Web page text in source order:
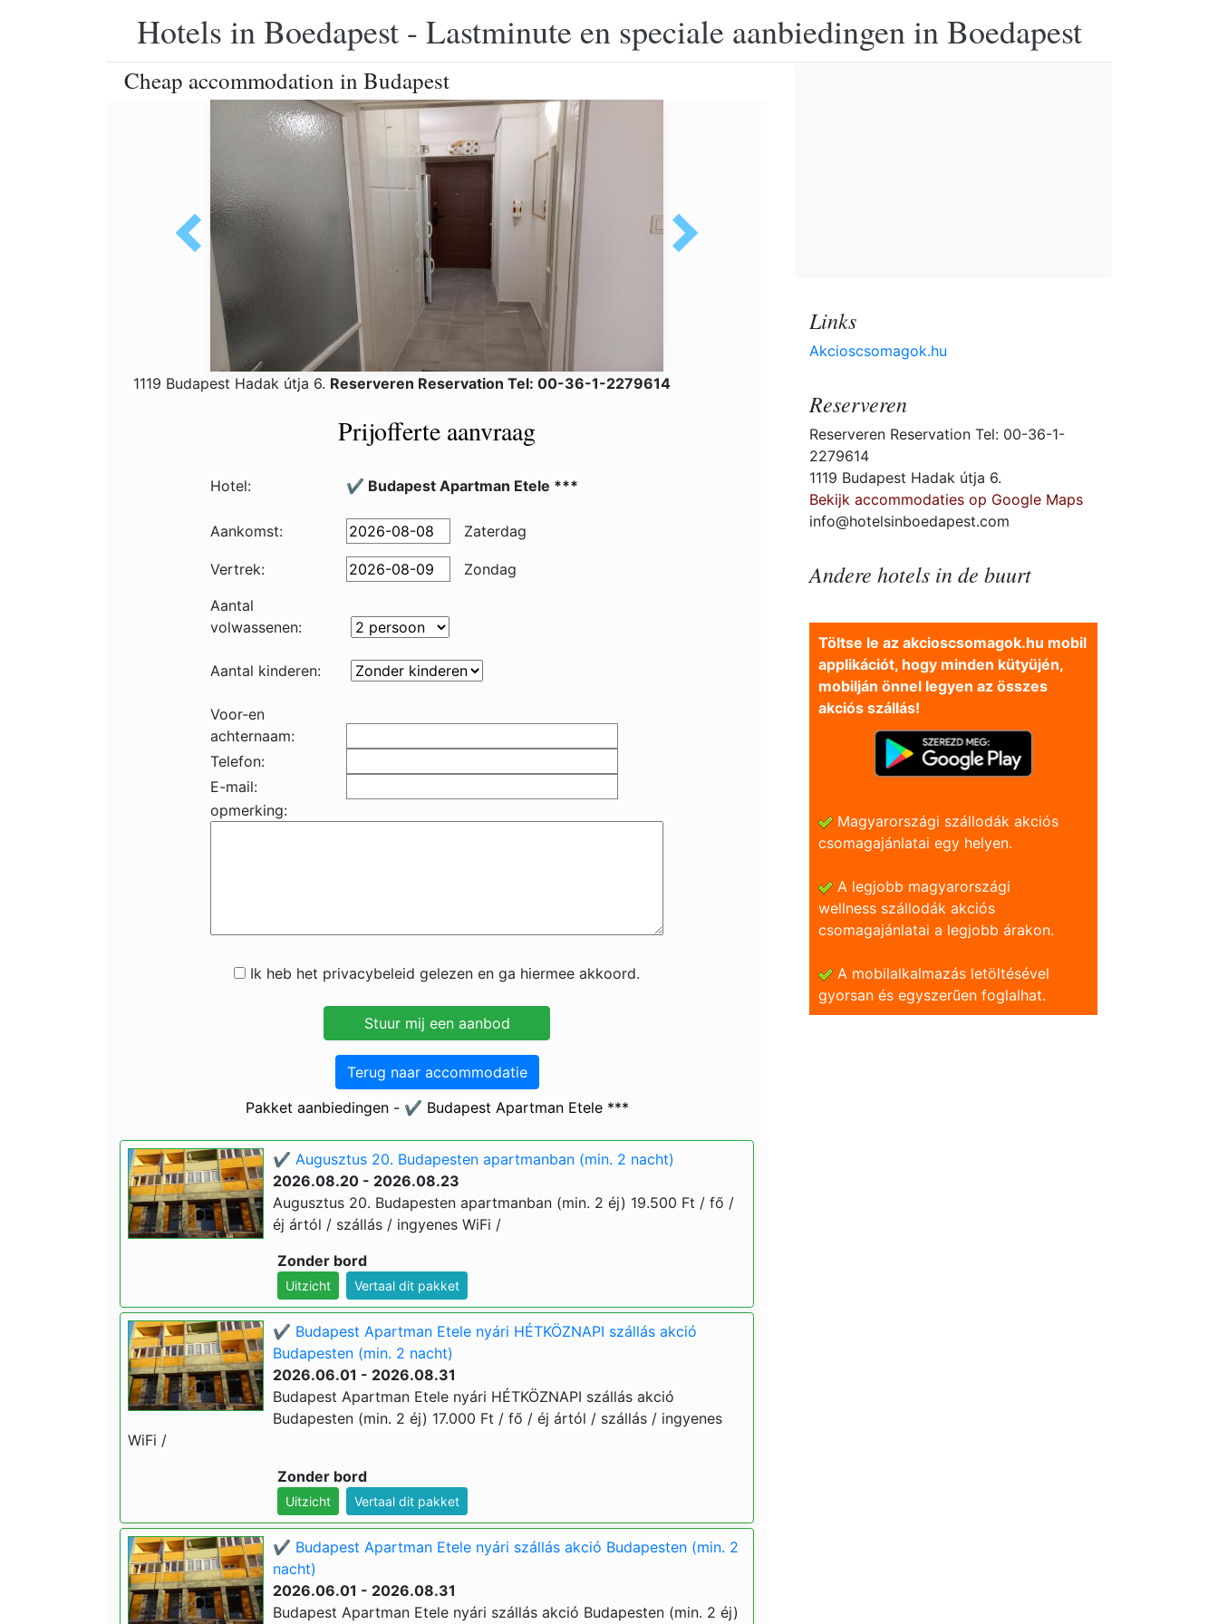
Hotels in Boedapest - Lastminute en speciale aanbiedingen in Boedapest
Cheap accommodation in Budapest
1119 Budapest Hadak útja 6. Reserveren Reservation Tel: 00-36-1-2279614
Prijofferte aanvraag
Hotel: ✔️ Budapest Apartman Etele ***
Aankomst: Zaterdag
Vertrek:
Zondag
Aantal
volwassenen:
Aantal kinderen:
Voor-en
achternaam:
Telefon:
E-mail:
opmerking:
Ik heb het privacybeleid gelezen en ga hiermee akkoord.
Terug naar accommodatie
Pakket aanbiedingen - ✔️ Budapest Apartman Etele ***
✔️ Augusztus 20. Budapesten apartmanban (min. 2 nacht)
2026.08.20 - 2026.08.23
Augusztus 20. Budapesten apartmanban (min. 2 éj) 19.500 Ft / fő /
éj ártól / szállás / ingyenes WiFi /
Zonder bord
Uitzicht Vertaal dit pakket
✔️ Budapest Apartman Etele nyári HÉTKÖZNAPI szállás akció
Budapesten (min. 2 nacht)
2026.06.01 - 2026.08.31
Budapest Apartman Etele nyári HÉTKÖZNAPI szállás akció
Budapesten (min. 2 éj) 17.000 Ft / fő / éj ártól / szállás / ingyenes
WiFi /
Zonder bord
Uitzicht Vertaal dit pakket
✔️ Budapest Apartman Etele nyári szállás akció Budapesten (min. 2
nacht)
2026.06.01 - 2026.08.31
Budapest Apartman Etele nyári szállás akció Budapesten (min. 2 éj)
Links
Akcioscsomagok.hu
Reserveren
Reserveren Reservation Tel: 00-36-1-
2279614
1119 Budapest Hadak útja 6.
Bekijk accommodaties op Google Maps
info@hotelsinboedapest.com
Andere hotels in de buurt
Töltse le az akcioscsomagok.hu mobil
applikációt, hogy minden kütyüjén,
mobilján önnel legyen az összes
akciós szállás!
Magyarországi szállodák akciós
csomagajánlatai egy helyen.
A legjobb magyarországi
wellness szállodák akciós
csomagajánlatai a legjobb árakon.
A mobilalkalmazás letöltésével
gyorsan és egyszerũen foglalhat.